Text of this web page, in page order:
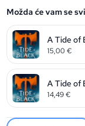
Možda će vam se
A Tide of
15,00€
A Tide of
14,49€